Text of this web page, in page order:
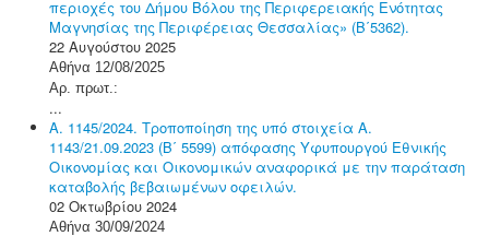
περιοχές του Δήμου Βόλου της Περιφερειακής Ενότητας
Μαγνησίας της Περιφέρειας Θεσσαλίας» (Β΄5362).
22 Αυγούστου 2025
Αθήνα 12/08/2025
Αρ. πρωτ.:
...
Α. 1145/2024. Τροποποίηση της υπό στοιχεία Α.
1143/21.09.2023 (Β΄ 5599) απόφασης Υφυπουργού Εθνικής
Οικονομίας και Οικονομικών αναφορικά με την παράταση
καταβολής βεβαιωμένων οφειλών.
02 Οκτωβρίου 2024
Αθήνα 30/09/2024